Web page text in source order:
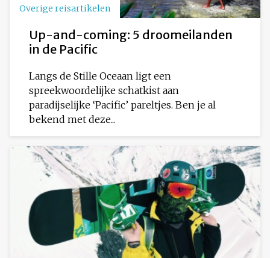
Overige reisartikelen
Up-and-coming: 5 droomeilanden
in de Pacific
Langs de Stille Oceaan ligt een
spreekwoordelijke schatkist aan
paradijselijke ‘Pacific’ pareltjes. Ben je al
bekend met deze...